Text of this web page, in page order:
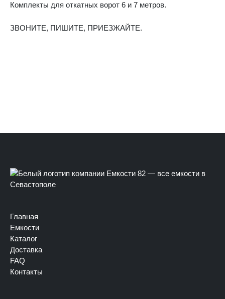
Комплекты для откатных ворот 6 и 7 метров.
ЗВОНИТЕ, ПИШИТЕ, ПРИЕЗЖАЙТЕ.
Главная
Емкости
Каталог
Доставка
FAQ
Контакты